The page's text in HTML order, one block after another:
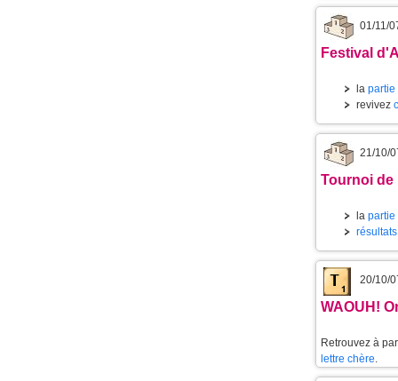
01/11/
Festival
la partie
revivez
21/10/
Tournoi de
la partie
20/10/
WAOUH!
Retrouvez à
lettre chère